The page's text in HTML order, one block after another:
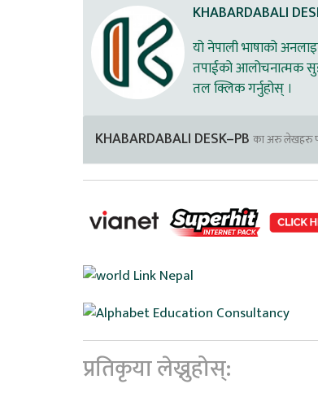
KHABARDABALI
यो नेपाली भाषाको
तपाईको आलोचनात्मक
तल क्लिक गर्नुहोस् ।
KHABARDABALI DESK–PB का अरु लेखहरु
प्रतिकृया लेख्नुहोस्: